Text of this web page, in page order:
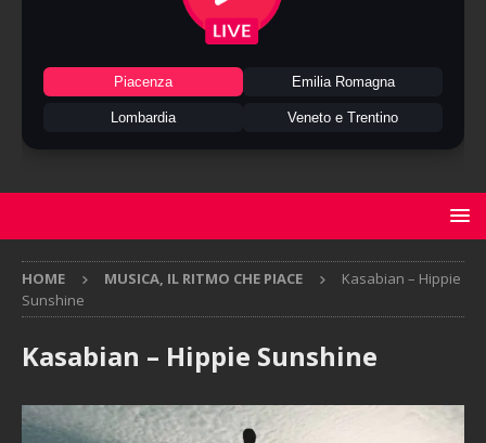
Piacenza Emilia Romagna
Lombardia Veneto e Trentino
HOME MUSICA, IL RITMO CHE PIACE
Kasabian – Hippie
Sunshine
Kasabian – Hippie Sunshine